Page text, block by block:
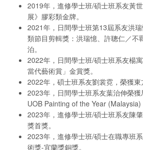
2019年，進修學士班/碩士班系友黃
展》膠彩類金牌。
2021年，日間學士班第13屆系友洪
類節目剪輯獎：洪瑞憶、許聰仁／不
泊。
2022年，日間學士班/碩士班系友楊
當代藝術賞」金賞獎。
2022年，碩士班系友劉裳霓，榮獲東
2023年，日間學士班系友葉治伸榮
UOB Painting of the Year
2023年，進修學士班/碩士班系友陳
獎首獎。
2023年，進修學士班/碩士在職專班
術獎-宜蘭獎銅獎。